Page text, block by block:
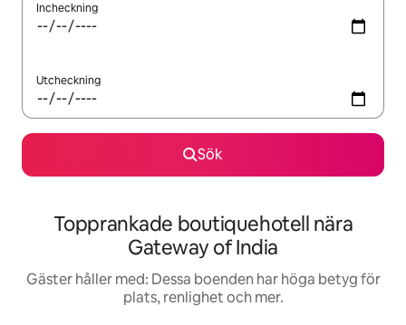
Incheckning
Utcheckning
Sök
Topprankade boutiquehotell nära
Gateway of India
Gäster håller med: Dessa boenden har höga betyg för
plats, renlighet och mer.